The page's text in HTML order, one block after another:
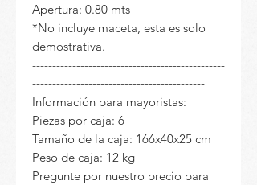
Apertura: 0.80 mts
*No incluye maceta, esta es solo
demostrativa.
------------------------------------------------
-------------------------------------------
Información para mayoristas:
Piezas por caja: 6
Tamaño de la caja: 166x40x25 cm
Peso de caja: 12 kg
Pregunte por nuestro precio para